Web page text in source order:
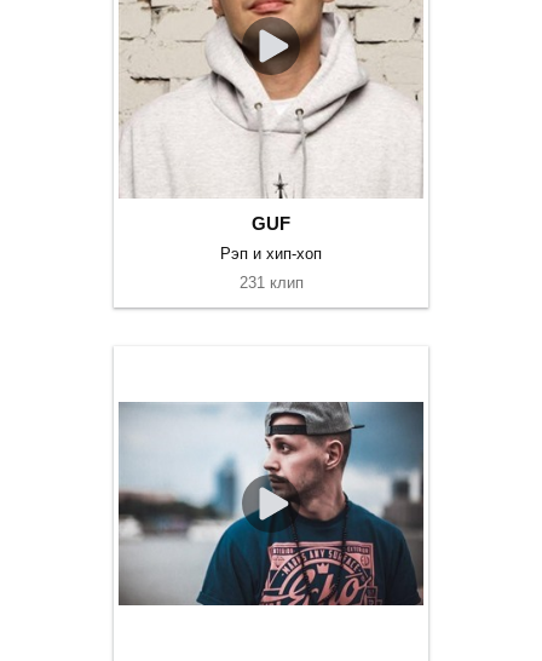
GUF
Рэп и хип-хоп
231 клип